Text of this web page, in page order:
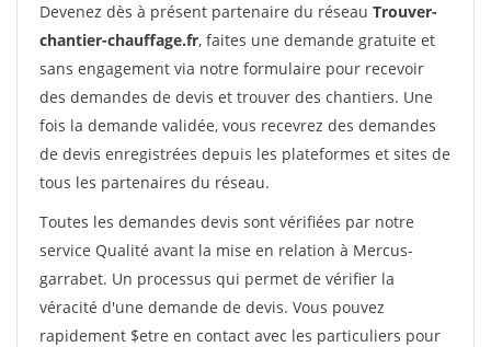
Devenez dès à présent partenaire du réseau Trouver-
chantier-chauffage.fr, faites une demande gratuite et
sans engagement via notre formulaire pour recevoir
des demandes de devis et trouver des chantiers. Une
fois la demande validée, vous recevrez des demandes
de devis enregistrées depuis les plateformes et sites de
tous les partenaires du réseau.
Toutes les demandes devis sont vérifiées par notre
service Qualité avant la mise en relation à Mercus-
garrabet. Un processus qui permet de vérifier la
véracité d'une demande de devis. Vous pouvez
rapidement $etre en contact avec les particuliers pour